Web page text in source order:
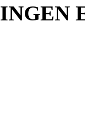
INGEN
INGEN